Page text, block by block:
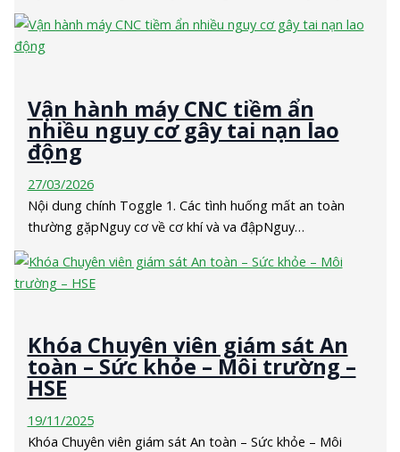
Vận hành máy CNC tiềm ẩn
nhiều nguy cơ gây tai nạn lao
động
27/03/2026
Nội dung chính Toggle 1. Các tình huống mất an toàn
thường gặpNguy cơ về cơ khí và va đậpNguy…
Khóa Chuyên viên giám sát An
toàn – Sức khỏe – Môi trường –
HSE
19/11/2025
Khóa Chuyên viên giám sát An toàn – Sức khỏe – Môi